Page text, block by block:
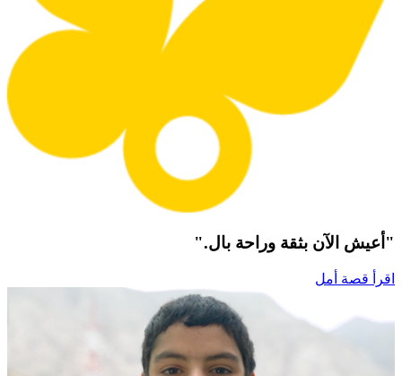
"أعيش الآن بثقة وراحة بال."
اقرأ قصة أمل